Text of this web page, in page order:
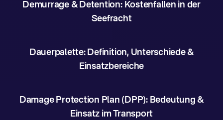
Demurrage & Detention: Kostenfallen in der
Seefracht
Dauerpalette: Definition, Unterschiede &
Einsatzbereiche
Damage Protection Plan (DPP): Bedeutung &
Einsatz im Transport